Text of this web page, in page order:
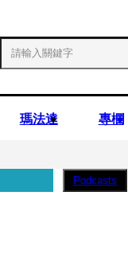
瑪法達 專欄
Podcasts